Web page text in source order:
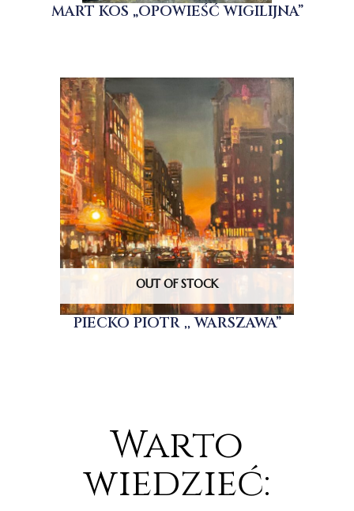
MART KOS „OPOWIEŚĆ WIGILIJNA”
OUT OF STOCK
PIECKO PIOTR ,, WARSZAWA”
Warto
wiedzieć: